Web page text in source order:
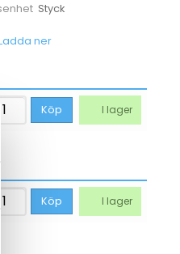
Styck
ner
Köp I lager
Köp I lager